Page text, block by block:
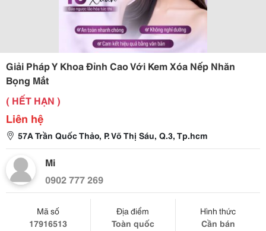
Giải Pháp Y Khoa Đỉnh Cao Với Kem Xóa Nếp Nhăn
Bọng Mắt
( HẾT HẠN )
Liên hệ
57A Trần Quốc Thảo, P. Võ Thị Sáu, Q.3, Tp.hcm
Mi
0902 777 269
Mã số
17916513
Địa điểm
Toàn quốc
Hình thức
Cần bán